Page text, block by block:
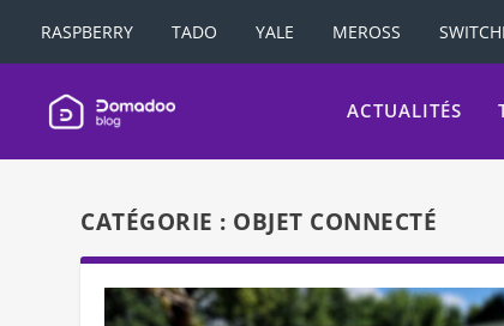
RASPBERRY TADO YALE MEROSS
ACTUALITÉS
CATÉGORIE : OBJET CONNECTÉ